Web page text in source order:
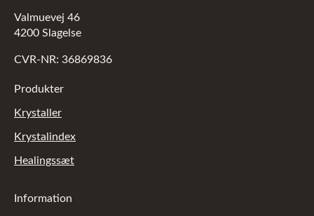
Valmuevej 46
4200 Slagelse
CVR-NR: 36869836
Produkter
Krystaller
Krystalindex
Healingssæt
Information